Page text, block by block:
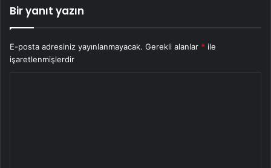
Bir yanıt yazın
E-posta adresiniz yayınlanmayacak. Gerekli alanlar * ile
işaretlenmişlerdir